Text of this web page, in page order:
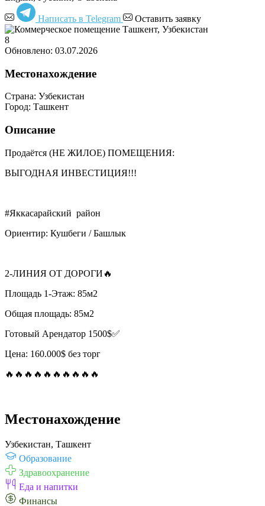
Написать в Telegram Оставить заявку
8
Обновлено: 03.07.2026
Местонахождение
Страна: Узбекистан
Город: Ташкент
Описание
Продаётся (НЕ ЖИЛОЕ) ПОМЕЩЕНИЯ:
ВЫГОДНАЯ ИНВЕСТИЦИЯ!!!
#Яккасарайский район
Ориентир: Кушбеги / Башлык
2-ЛИНИЯ ОТ ДОРОГИ🔥
Площадь 1-Этаж: 85м2
Общая площадь: 85м2
Готовый Арендатор 1500$✅
Цена: 160.000$ без торг
🔥🔥🔥🔥🔥🔥🔥🔥🔥🔥
Местонахождение
Узбекистан, Ташкент
Образование
Здравоохранение
Еда и напитки
Финансы